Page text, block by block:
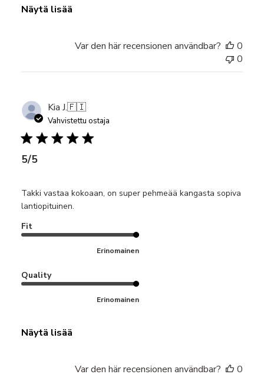
Näytä lisää
Var den här recensionen användbar?
0
0
Kia J.🇫🇮
Vahvistettu ostaja
5/5
Takki vastaa kokoaan, on super pehmeää kangasta sopiva
lantiopituinen.
Fit
Erinomainen
Quality
Erinomainen
Näytä lisää
Var den här recensionen användbar?
0